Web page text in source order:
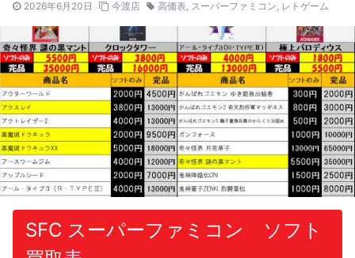
2026年6月20日 今渡店 高価表, スーパーファミコン, レトゲーム
SFC スーパーファミコン ソフト